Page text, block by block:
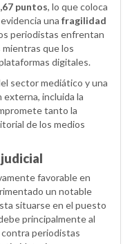
puntos, lo que coloca
una fragilidad
periodistas enfrentan
que los
digitales.
sector mediático y una
incluida la
tanto la
de los medios
favorable en
un notable
situarse en el puesto
principalmente al
periodistas